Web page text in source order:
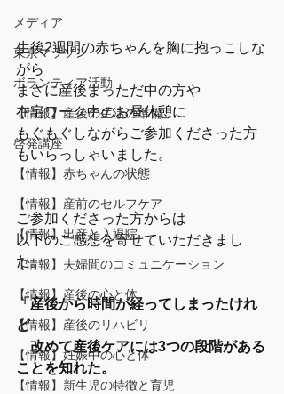
メディア
東京マラソン
ボランティア活動
【情報】産後の生活の準備
啓発講座
【情報】赤ちゃんの状態
【情報】産前のセルフケア
【情報】出産と入退院
【情報】夫婦間のコミュニケーション
【情報】産後の心と体
【情報】産後のリハビリ
【情報】妊娠中の心と体
【情報】新生児の特徴と育児
生後2週間の赤ちゃんを胸に抱っこしな
がら
まさに産後まっただ中の方や
在宅ワーク中のお昼休憩に
もぐもぐしながらご参加くださった方
もいらっしゃいました。
ご参加くださった方からは
以下のご感想を寄せていただきまし
た。
「産後から時間が経ってしまったけれ
ど
改めて産後ケアには3つの段階がある
ことを知れた。